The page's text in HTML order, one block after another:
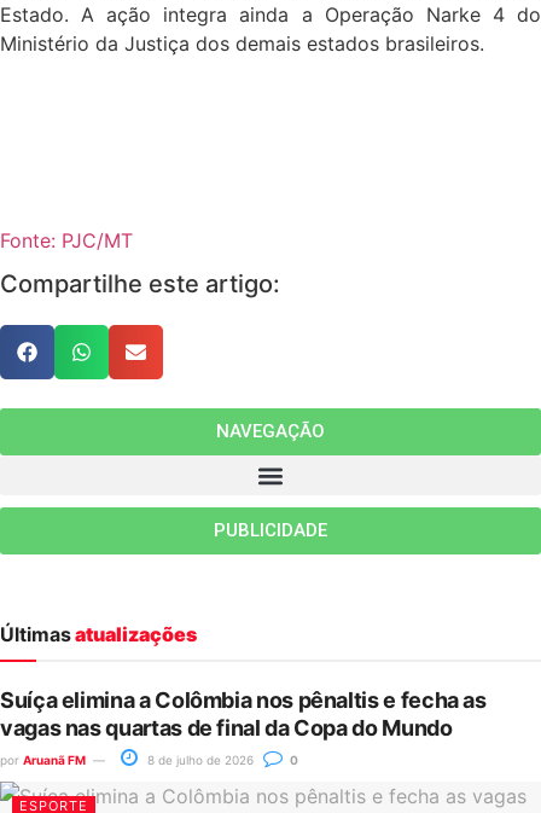
Estado. A ação integra ainda a Operação Narke 4 do
Ministério da Justiça dos demais estados brasileiros.
Fonte: PJC/MT
Compartilhe este artigo:
NAVEGAÇÃO
PUBLICIDADE
Últimasatualizações
Suíça elimina a Colômbia nos pênaltis e fecha as
vagas nas quartas de final da Copa do Mundo
por Aruanã FM 8 de julho de 2026 0
ESPORTE